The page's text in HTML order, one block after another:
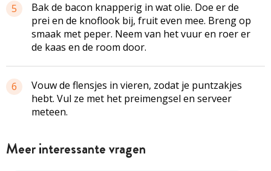
5
Bak de bacon knapperig in wat olie. Doe er de
prei en de knoflook bij, fruit even mee. Breng op
smaak met peper. Neem van het vuur en roer er
de kaas en de room door.
6
Vouw de flensjes in vieren, zodat je puntzakjes
hebt. Vul ze met het preimengsel en serveer
meteen.
Meer interessante vragen